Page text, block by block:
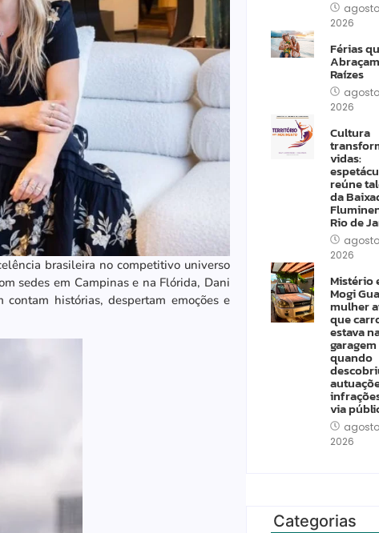
brasileira no competitivo universo
sedes em Campinas e na Flórida, Dani
histórias, despertam emoções e
2026
Férias
Raízes
2026
Cultura
vidas:
reúne
da
Rio de
2026
Mistério
Mogi
mulher
que
estava
garagem
quando
via
2026
Categorias